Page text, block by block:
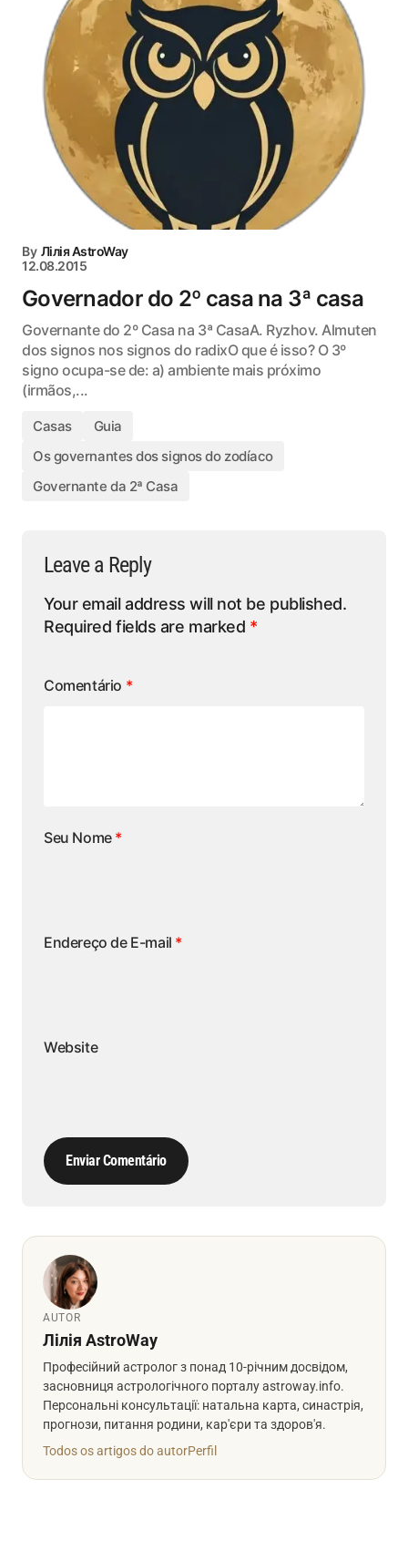
By Лілія AstroWay
12.08.2015
Governador do 2º casa na 3ª casa
Governante do 2º Casa na 3ª CasaA. Ryzhov. Almuten
dos signos nos signos do radixO que é isso? O 3º
signo ocupa-se de: a) ambiente mais próximo
(irmãos,...
Casas
Guia
Os governantes dos signos do zodíaco
Governante da 2ª Casa
Leave a Reply
Your email address will not be published.
Required fields are marked *
Comentário *
Seu Nome *
Endereço de E-mail *
Website
Enviar Comentário
AUTOR
Лілія AstroWay
Професійний астролог з понад 10-річним досвідом,
засновниця астрологічного порталу astroway.info.
Персональні консультації: натальна карта, синастрія,
прогнози, питання родини, кар'єри та здоров'я.
Todos os artigos do autorPerfil